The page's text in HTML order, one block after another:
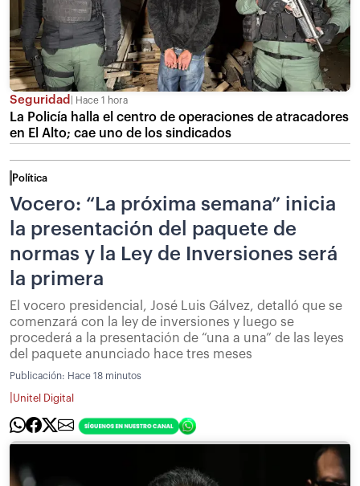
Seguridad Hace 1 hora
La Policía halla el centro de operaciones de atracadores
en El Alto; cae uno de los sindicados
Política
Vocero: “La próxima semana” inicia
la presentación del paquete de
normas y la Ley de Inversiones será
la primera
El vocero presidencial, José Luis Gálvez, detalló que se
comenzará con la ley de inversiones y luego se
procederá a la presentación de “una a una” de las leyes
del paquete anunciado hace tres meses
Publicación: Hace 18 minutos
Unitel Digital